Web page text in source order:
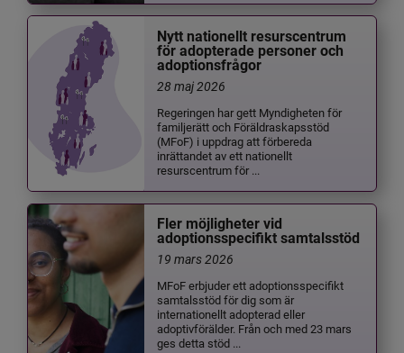
Nytt nationellt resurscentrum
för adopterade personer och
adoptionsfrågor
28 maj 2026
Regeringen har gett Myndigheten för
familjerätt och Föräldraskapsstöd
(MFoF) i uppdrag att förbereda
inrättandet av ett nationellt
resurscentrum för ...
Fler möjligheter vid
adoptionsspecifikt samtalsstöd
19 mars 2026
MFoF erbjuder ett adoptionsspecifikt
samtalsstöd för dig som är
internationellt adopterad eller
adoptivförälder. Från och med 23 mars
ges detta stöd ...